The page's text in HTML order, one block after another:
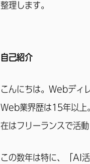
整理します。
自己紹介
こんにちは。Webディ
Web業界歴は15年以上
在はフリーランスで活動
この数年は特に、「AI